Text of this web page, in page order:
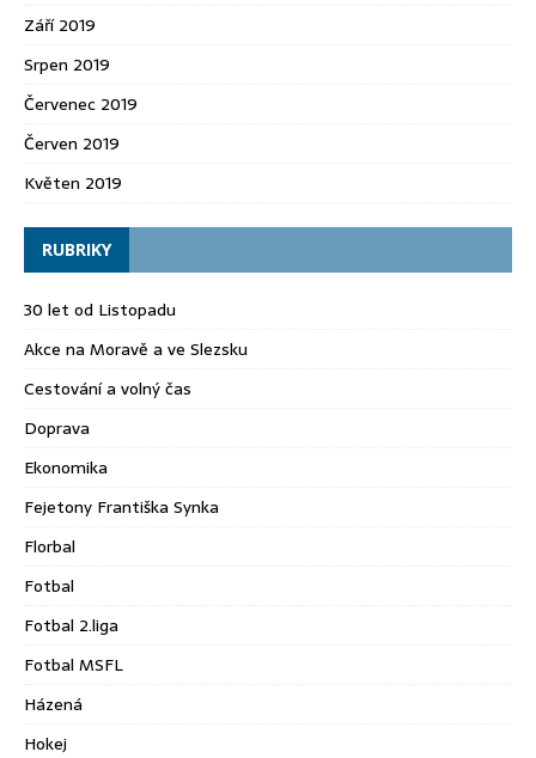
Září 2019
Srpen 2019
Červenec 2019
Červen 2019
Květen 2019
RUBRIKY
30 let od Listopadu
Akce na Moravě a ve Slezsku
Cestování a volný čas
Doprava
Ekonomika
Fejetony Františka Synka
Florbal
Fotbal
Fotbal 2.liga
Fotbal MSFL
Házená
Hokej